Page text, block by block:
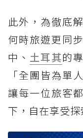
此外，為徹底
何時旅遊更同
中、 土耳其的
「全團皆為單
讓每一位旅客
下，自在享受探